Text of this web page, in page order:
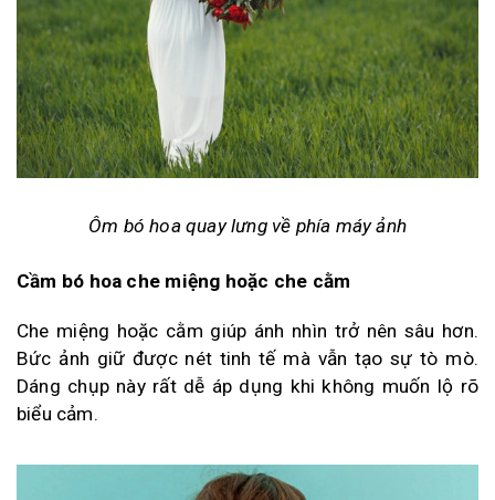
Ôm bó hoa quay lưng về phía máy ảnh
Cầm bó hoa che miệng hoặc che cằm
Che miệng hoặc cằm giúp ánh nhìn trở nên sâu hơn.
Bức ảnh giữ được nét tinh tế mà vẫn tạo sự tò mò.
Dáng chụp này rất dễ áp dụng khi không muốn lộ rõ
biểu cảm.